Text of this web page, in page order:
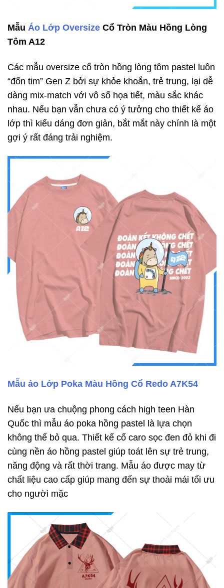
Mẫu Áo Lớp Oversize Cổ Tròn Màu Hồng Lòng
Tôm A12
Các mẫu oversize cổ tròn hồng lòng tôm pastel luôn
“đốn tim” Gen Z bởi sự khỏe khoắn, trẻ trung, lại dễ
dàng mix-match với vô số họa tiết, màu sắc khác
nhau. Nếu bạn vẫn chưa có ý tưởng cho thiết kế áo
lớp thì kiểu dáng đơn giản, bắt mắt này chính là một
gợi ý rất đáng trải nghiệm.
Mẫu áo Lớp Poka Màu Hồng Cổ Redo A7K54
Nếu bạn ưa chuộng phong cách high teen Hàn
Quốc thì mẫu áo poka hồng pastel là lựa chọn
không thể bỏ qua. Thiết kế cổ caro sọc đen đỏ khi đi
cùng nền áo hồng pastel giúp toát lên sự trẻ trung,
năng động và rất thời trang. Mẫu áo được may từ
chất liệu cao cấp giúp mang đến sự thoải mái tối ưu
cho người mặc